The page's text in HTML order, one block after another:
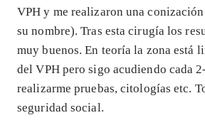
VPH y me realizaron una conización
su nombre). Tras esta cirugía los
muy buenos. En teoría la zona está
del VPH pero sigo acudiendo cada
realizarme pruebas, citologías etc.
seguridad social.